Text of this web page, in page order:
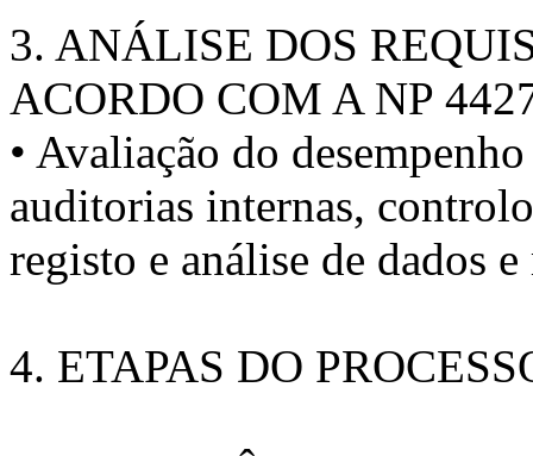
3. ANÁLISE DOS
ACORDO COM A NP
• Avaliação do
auditorias internas,
registo e análise de dados
4. ETAPAS DO